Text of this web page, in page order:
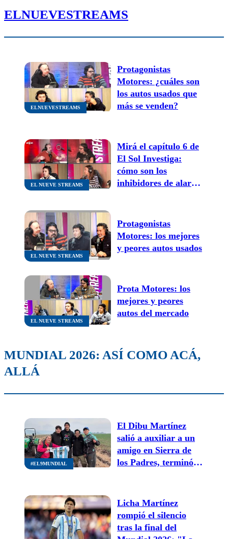
ELNUEVESTREAMS
ELNUEVESTREAMS
Protagonistas
Motores: ¿cuáles son
los autos usados que
más se venden?
EL NUEVE STREAMS
Mirá el capítulo 6 de
El Sol Investiga:
cómo son los
inhibidores de alarma
EL NUEVE STREAMS
Protagonistas
Motores: los mejores
y peores autos usados
EL NUEVE STREAMS
Prota Motores: los
mejores y peores
autos del mercado
MUNDIAL 2026: ASÍ COMO ACÁ,
ALLÁ
#EL9MUNDIAL
El Dibu Martínez
salió a auxiliar a un
amigo en Sierra de
los Padres, terminó
vecinos que lo
salvaron
Licha Martínez
rompió el silencio
tras la final del